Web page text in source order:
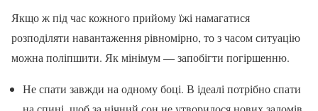
Якщо ж під час кожного прийому їжі намагатися
розподіляти навантаження рівномірно, то з часом ситуацію
можна поліпшити. Як мінімум — запобігти погіршенню.
Не спати завжди на одному боці. В ідеалі потрібно спати